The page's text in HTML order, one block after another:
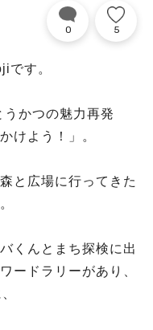
0 5
です。
かつの魅力再発
けよう！」。
と広場に行ってきた
くんとまち探検に出
ードラリーがあり、